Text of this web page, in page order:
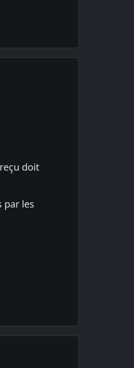
doit
par les